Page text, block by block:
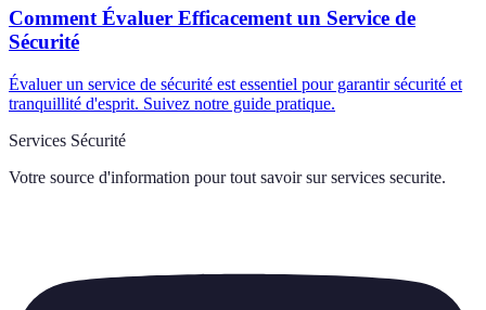
Comment Évaluer Efficacement un Service de
Sécurité
Évaluer un service de sécurité est essentiel pour garantir sécurité et
tranquillité d'esprit. Suivez notre guide pratique.
Services Sécurité
Votre source d'information pour tout savoir sur services securite.